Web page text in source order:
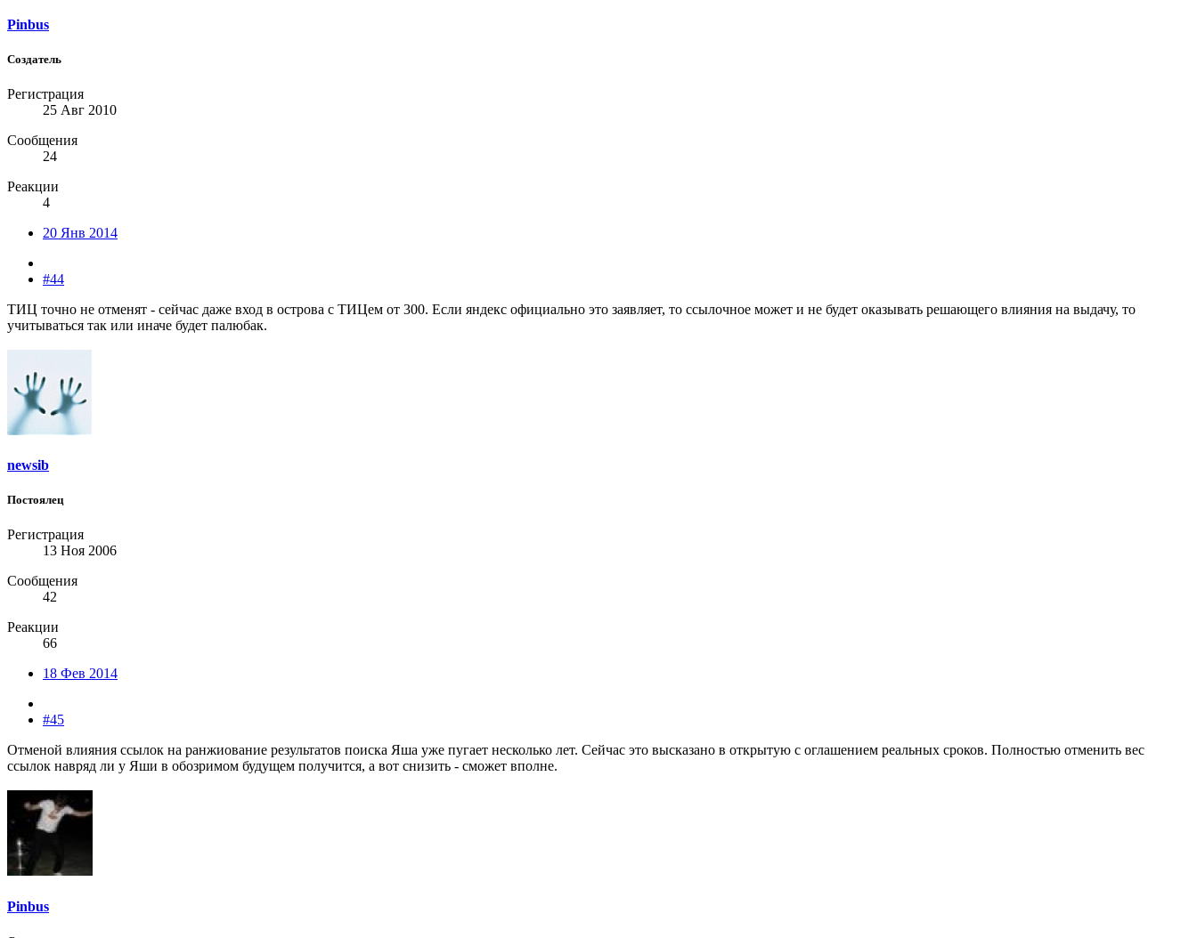
Pinbus
Создатель
Регистрация
25 Авг 2010
Сообщения
24
Реакции
4
20 Янв 2014
#44
ТИЦ точно не отменят - сейчас даже вход в острова с ТИЦем от 300. Если яндекс официально это заявляет, то ссылочное может и не будет оказывать решающего влияния на выдачу, то
учитываться так или иначе будет палюбак.
newsib
Постоялец
Регистрация
13 Ноя 2006
Сообщения
42
Реакции
66
18 Фев 2014
#45
Отменой влияния ссылок на ранжиование результатов поиска Яша уже пугает несколько лет. Сейчас это высказано в открытую с оглашением реальных сроков. Полностью отменить вес
ссылок навряд ли у Яши в обозримом будущем получится, а вот снизить - сможет вполне.
Pinbus